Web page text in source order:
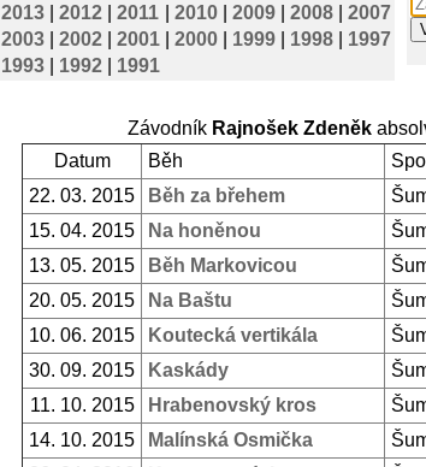
2013 2012 2011 2010 2009 2008
2007
2003 2002 2001 2000 1999 1998
1997
1993 1992 1991
Závodník Rajnošek Zdeněk
Datum
Běh
22. 03. 2015
Běh za břehem
15. 04. 2015
Na honěnou
13. 05. 2015
Běh Markovicou
20. 05. 2015
Na Baštu
10. 06. 2015
Koutecká vertikála
30. 09. 2015
Kaskády
11. 10. 2015
Hrabenovský kros
14. 10. 2015
Malínská Osmička